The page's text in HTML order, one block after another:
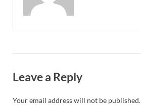
Leave a Reply
Your email address will not be published.